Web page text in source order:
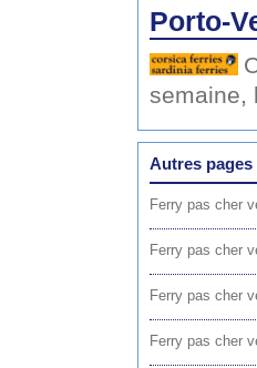
Porto-
semaine,
Autres pages
Ferry pas cher
Ferry pas cher
Ferry pas cher
Ferry pas cher